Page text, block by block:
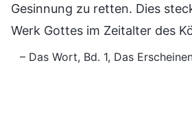
Gesinnung zu retten. Dies
Werk Gottes im Zeitalter des
– Das Wort, Bd. 1, Das